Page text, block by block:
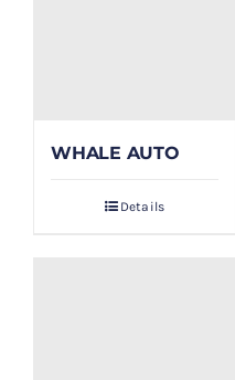
WHALE AUTO
Details